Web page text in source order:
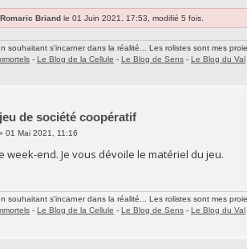
Romaric Briand le 01 Juin 2021, 17:53, modifié 5 fois.
souhaitant s'incarner dans la réalité... Les rolistes sont mes
- Le Blog de la Cellule - Le Blog de Sens - Le Blog du Val
de société coopératif
01 Mai 2021, 11:16
week-end. Je vous dévoile le matériel du jeu.
souhaitant s'incarner dans la réalité... Les rolistes sont mes
- Le Blog de la Cellule - Le Blog de Sens - Le Blog du Val